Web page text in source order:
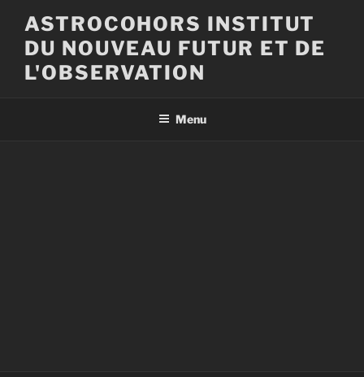
contenu
principal
ASTROCOHORS INSTITUT
DU NOUVEAU FUTUR ET DE
L'OBSERVATION
Menu